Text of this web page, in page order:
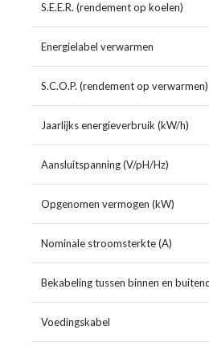
S.E.E.R. (rendement op koelen)
Energielabel verwarmen
S.C.O.P. (rendement op verwarmen)
Jaarlijks energieverbruik (kW/h)
Aansluitspanning (V/pH/Hz)
Opgenomen vermogen (kW)
Nominale stroomsterkte (A)
Bekabeling tussen binnen en
Voedingskabel